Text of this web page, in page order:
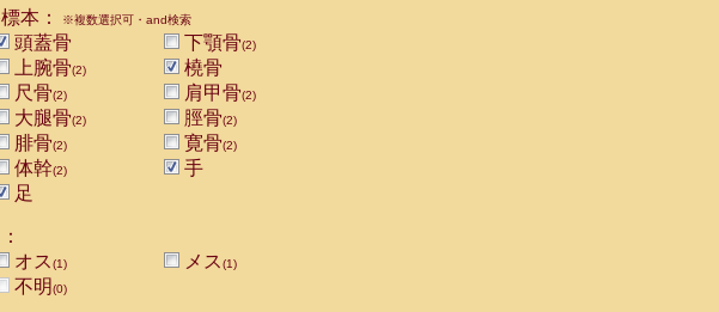
本： ※複数選択可・and検索
頭蓋骨 下顎骨(2)
上腕骨(2)
橈骨
尺骨(2) 肩甲骨(2)
大腿骨(2) 脛骨(2)
腓骨(2) 寛骨(2)
体幹(2)
手
足
オス(1) メス(1)
不明(0)